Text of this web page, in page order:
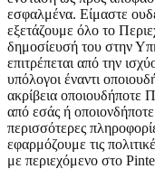
εσφαλμένα. Είμαστε
εξετάζουμε όλο το
δημοσίευσή του στην
επιτρέπεται από την
υπόλογοι έναντι
ακρίβεια οποιουδήποτε
από εσάς ή
περισσότερες
εφαρμόζουμε τις
με περιεχόμενο στο